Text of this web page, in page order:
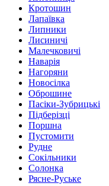
Кротошин
Лапаївка
Липники
Лисиничі
Малечковичі
Наварія
Нагоряни
Новосілка
Оброшине
Пасіки-Зубрицькі
Підберізці
Поршна
Пустомити
Рудне
Сокільники
Солонка
Рясне-Руське